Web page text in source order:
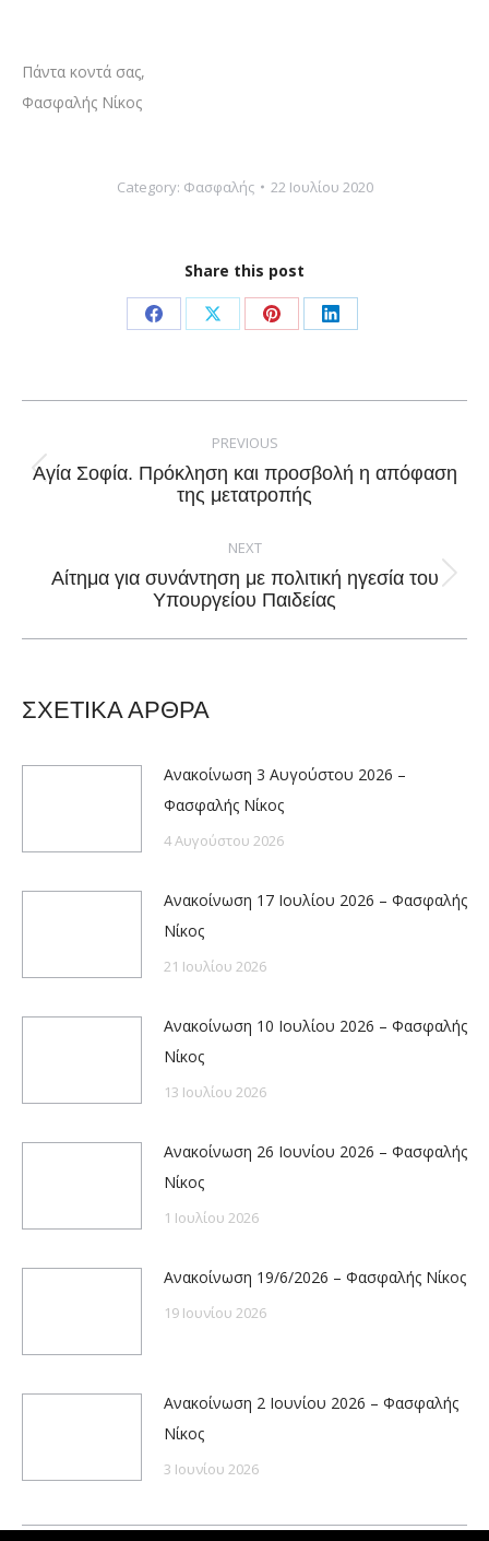
Πάντα κοντά σας,
Φασφαλής Νίκος
Category: Φασφαλής 22 Ιουλίου 2020
Share this post
Share
Facebook
Share
X
Share
Pinterest
Share
LinkedIn
navigation
PREVIOUS
Previous
post:
Αγία Σοφία. Πρόκληση και προσβολή η απόφαση
της μετατροπής
NEXT
Next
Αίτημα για συνάντηση με πολιτική ηγεσία του
Υπουργείου Παιδείας
ΣΧΕΤΙΚΑ ΑΡΘΡΑ
Ανακοίνωση 3 Αυγούστου 2026 –
Φασφαλής Νίκος
4 Αυγούστου 2026
Ανακοίνωση 17 Ιουλίου 2026 – Φασφαλής
Νίκος
21 Ιουλίου 2026
Ανακοίνωση 10 Ιουλίου 2026 – Φασφαλής
Νίκος
13 Ιουλίου 2026
Ανακοίνωση 26 Ιουνίου 2026 – Φασφαλής
Νίκος
1 Ιουλίου 2026
Ανακοίνωση 19/6/2026 – Φασφαλής Νίκος
19 Ιουνίου 2026
Ανακοίνωση 2 Ιουνίου 2026 – Φασφαλής
Νίκος
3 Ιουνίου 2026